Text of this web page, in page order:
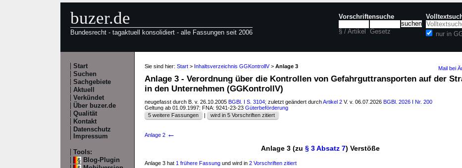
buzer.de
Bundesrecht - tagaktuell konsolidiert - alle Fassungen seit 2006
Vorschriftensuche
§ / Artikel Gesetz nur in
Start
Suchen
Sachgebiete
Aktuell
Verkündet
Über buzer.de
Qualität
Kontakt
Datenschutz
Impressum
Tools:
Blog-Plugin
Sie sind hier: Start > Inhaltsverzeichnis GGKontrollV> Anlage 3 Mail bei
Anlage 3 - Verordnung über die Kontrollen von Gefahrguttransporten auf der
in den Unternehmen (GGKontrollV)
neugefasst durch B. v. 26.10.2005 BGBl. I S. 3104; zuletzt geändert durchArtikel 2 V. v. 06.07.2026 BGBl. 2026 I Nr. 200
Geltung ab 01.09.1997; FNA: 9241-23-23 Güterbeförderung
5 weitere Fassungen
| wird in 5 Vorschriften zitiert
Anlage 2 ←
Anlage 3 (zu § 3 Absatz 7) Verstöße
Anlage 3 hat 1 frühere Fassung und wird in 2 Vorschriften zitiert